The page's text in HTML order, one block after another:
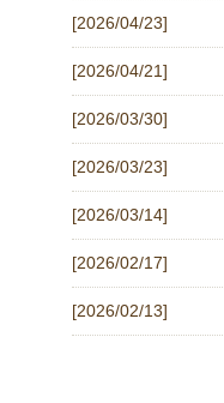
[2026/04/23]
[2026/04/21]
[2026/03/30]
[2026/03/23]
[2026/03/14]
[2026/02/17]
[2026/02/13]